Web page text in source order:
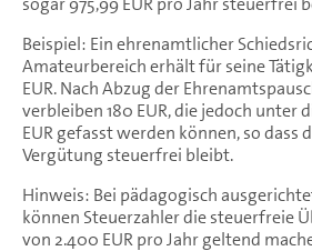
Beispiel: Ein ehrenamtlicher
Amateurbereich erhält für seine
EUR. Nach Abzug der
verbleiben 180 EUR, die jedoch unter
EUR gefasst werden können, so dass
Vergütung steuerfrei bleibt.
Hinweis: Bei pädagogisch
können Steuerzahler die steuerfreie
von 2.400 EUR pro Jahr geltend